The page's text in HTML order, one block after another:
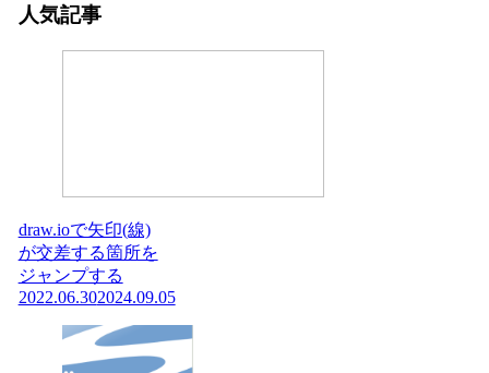
人気記事
draw.ioで矢印(線)
が交差する箇所を
ジャンプする
2022.06.302024.09.05